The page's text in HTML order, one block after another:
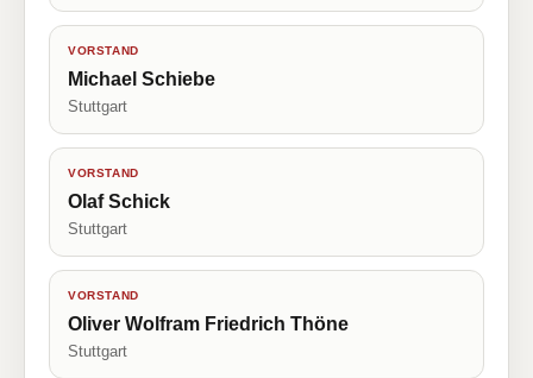
VORSTAND
Michael Schiebe
Stuttgart
VORSTAND
Olaf Schick
Stuttgart
VORSTAND
Oliver Wolfram Friedrich Thöne
Stuttgart